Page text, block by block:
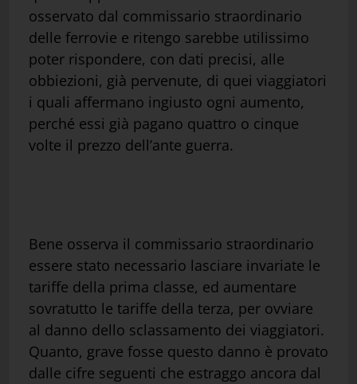
osservato dal commissario straordinario
delle ferrovie e ritengo sarebbe utilissimo
poter rispondere, con dati precisi, alle
obbiezioni, già pervenute, di quei viaggiatori
i quali affermano ingiusto ogni aumento,
perché essi già pagano quattro o cinque
volte il prezzo dell’ante guerra.
Bene osserva il commissario straordinario
essere stato necessario lasciare invariate le
tariffe della prima classe, ed aumentare
sovratutto le tariffe della terza, per ovviare
al danno dello sclassamento dei viaggiatori.
Quanto, grave fosse questo danno è provato
dalle cifre seguenti che estraggo ancora dal